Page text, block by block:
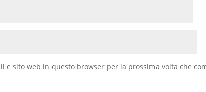
e sito web in questo browser per la prossima volta che